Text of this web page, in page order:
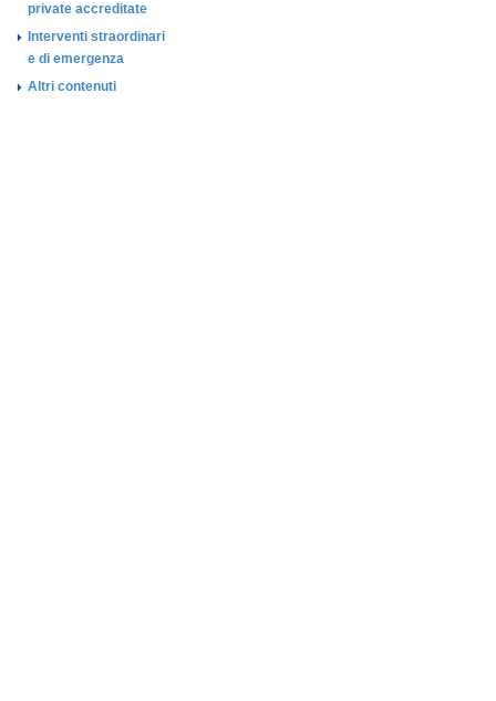
private accreditate
Interventi straordinari
e di emergenza
Altri contenuti